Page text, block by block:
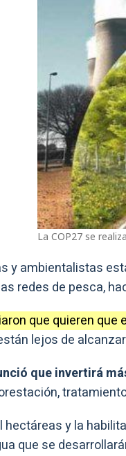
La COP27 se
y ambientalistas
redes de pesca,
que quieren
lejos de
que invertirá
y la
que se